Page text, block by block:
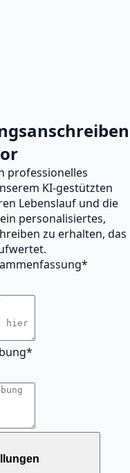
professionelles
KI-gestützten
Lebenslauf und die
personalisiertes,
zu erhalten, das
*
*